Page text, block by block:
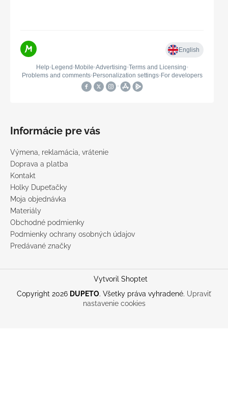
Informácie pre vás
Výmena, reklamácia, vrátenie
Doprava a platba
Kontakt
Holky Dupeťačky
Moja objednávka
Materiály
Obchodné podmienky
Podmienky ochrany osobných údajov
Predávané značky
Vytvoril Shoptet
Copyright 2026 DUPETO. Všetky práva vyhradené. Upraviť
nastavenie cookies